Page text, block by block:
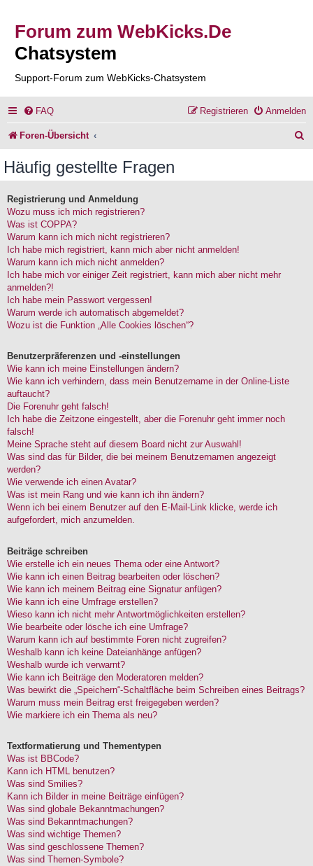
Forum zum WebKicks.De
Chatsystem
Support-Forum zum WebKicks-Chatsystem
FAQ Anmelden
Registrieren
Foren-Übersicht
Häufig gestellte Fragen
Registrierung und Anmeldung
Wozu muss ich mich registrieren?
Was ist COPPA?
Warum kann ich mich nicht registrieren?
Ich habe mich registriert, kann mich aber nicht anmelden!
Warum kann ich mich nicht anmelden?
Ich habe mich vor einiger Zeit registriert, kann mich aber nicht mehr
anmelden?!
Ich habe mein Passwort vergessen!
Warum werde ich automatisch abgemeldet?
Wozu ist die Funktion „Alle Cookies löschen“?
Benutzerpräferenzen und -einstellungen
Wie kann ich meine Einstellungen ändern?
Wie kann ich verhindern, dass mein Benutzername in der Online-Liste
auftaucht?
Die Forenuhr geht falsch!
Ich habe die Zeitzone eingestellt, aber die Forenuhr geht immer noch
falsch!
Meine Sprache steht auf diesem Board nicht zur Auswahl!
Was sind das für Bilder, die bei meinem Benutzernamen angezeigt
werden?
Wie verwende ich einen Avatar?
Was ist mein Rang und wie kann ich ihn ändern?
Wenn ich bei einem Benutzer auf den E-Mail-Link klicke, werde ich
aufgefordert, mich anzumelden.
Beiträge schreiben
Wie erstelle ich ein neues Thema oder eine Antwort?
Wie kann ich einen Beitrag bearbeiten oder löschen?
Wie kann ich meinem Beitrag eine Signatur anfügen?
Wie kann ich eine Umfrage erstellen?
Wieso kann ich nicht mehr Antwortmöglichkeiten erstellen?
Wie bearbeite oder lösche ich eine Umfrage?
Warum kann ich auf bestimmte Foren nicht zugreifen?
Weshalb kann ich keine Dateianhänge anfügen?
Weshalb wurde ich verwarnt?
Wie kann ich Beiträge den Moderatoren melden?
Was bewirkt die „Speichern“-Schaltfläche beim Schreiben eines Beitrags?
Warum muss mein Beitrag erst freigegeben werden?
Wie markiere ich ein Thema als neu?
Textformatierung und Thementypen
Was ist BBCode?
Kann ich HTML benutzen?
Was sind Smilies?
Kann ich Bilder in meine Beiträge einfügen?
Was sind globale Bekanntmachungen?
Was sind Bekanntmachungen?
Was sind wichtige Themen?
Was sind geschlossene Themen?
Was sind Themen-Symbole?